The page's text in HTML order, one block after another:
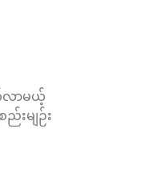
က်လာမယ့်
းမျဉ်း